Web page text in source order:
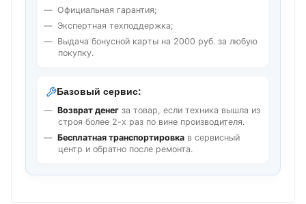
Официальная гарантия;
Экспертная техподдержка;
Выдача бонусной карты на 2000 руб. за любую
покупку.
Базовый сервис:
Возврат денег за товар, если техника вышла из
строя более 2-х раз по вине производителя.
Бесплатная транспортировка в сервисный
центр и обратно после ремонта.